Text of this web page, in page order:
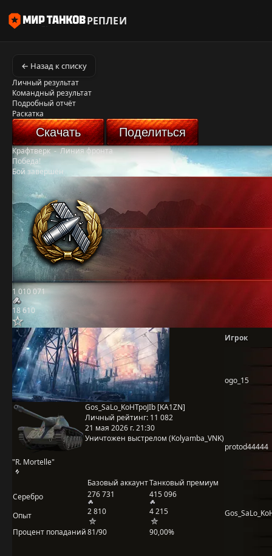
РЕПЛЕИ
← Назад к списку
Личный результат
Командный результат
Подробный отчёт
Раскатка
Скачать Поделиться
Крафтверк-Линия фронта
Победа!
Бой завершён
1 010 071
18 610
"R. Mortelle"
Gos_SaLo_KoHTpoJIb [KA1ZN]
Личный рейтинг: 11 082
21 мая 2026 г. 21:30
Уничтожен выстрелом (Kolyamba_VNK)
Базовый аккаунтТанковый премиум
Серебро
276 731 415 096
Опыт 2 810
4 215
Процент попаданий81/90 90,00%
Игрок
ogo_15
protod44444